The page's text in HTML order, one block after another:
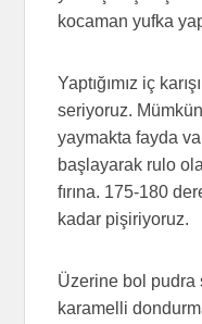
kocaman yufka
Yaptığımız iç
seriyoruz.
yaymakta fayda
başlayarak rulo
fırına. 175-180
kadar pişiriyoruz.
Üzerine bol pudra
karamelli